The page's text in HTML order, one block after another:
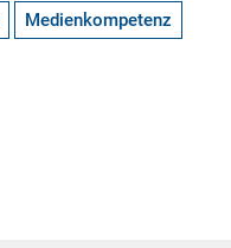
Medienkompetenz